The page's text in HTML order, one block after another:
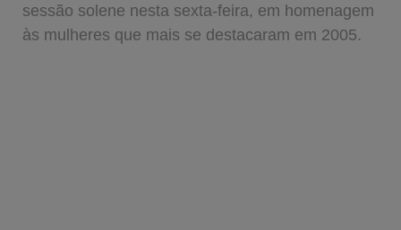
sessão solene nesta sexta-feira, em homenagem
às mulheres que mais se destacaram em 2005.